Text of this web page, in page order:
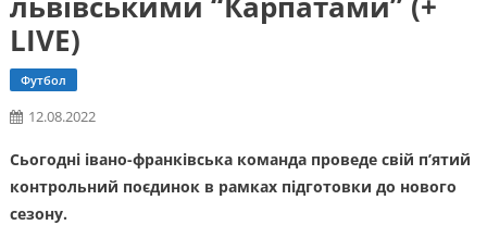
LIVE)
Футбол
12.08.2022
Сьогодні івано-франківська команда проведе свій п’ятий
контрольний поєдинок в рамках підготовки до нового
сезону.